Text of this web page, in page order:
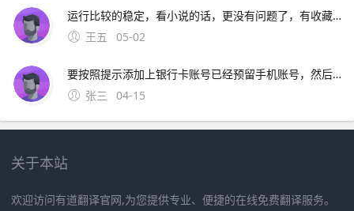
运行比较的稳定，看小说的话，更没有问题了，有收藏功能的，遇见自己喜欢的可以收藏，有了更新。安装在苹果设备上的UC浏览器版本可能存在不兼容问题，导致无法正常使用网络问题网络连接不稳定或网络设置不正确
王五
05-02
要按照提示添加上银行卡账号已经预留手机账号，然后就会往你手机上面发送验证码，确认验证就可以绑定银行卡; 4、想要解除绑定的银行卡，只需要选中要解除绑定的银行卡，进入“银行卡信息”里面
张三
04-15
关于本站
欢迎访问有道翻译官网,为您提供专业、便捷的在线免费翻译服务。